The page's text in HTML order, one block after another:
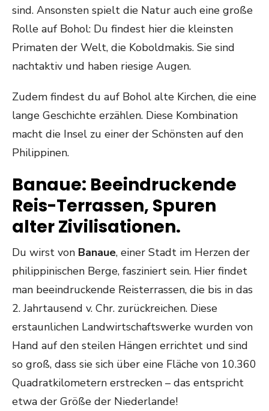
sind. Ansonsten spielt die Natur auch eine große
Rolle auf Bohol: Du findest hier die kleinsten
Primaten der Welt, die Koboldmakis. Sie sind
nachtaktiv und haben riesige Augen.
Zudem findest du auf Bohol alte Kirchen, die eine
lange Geschichte erzählen. Diese Kombination
macht die Insel zu einer der Schönsten auf den
Philippinen.
Banaue: Beeindruckende
Reis-Terrassen, Spuren
alter Zivilisationen.
Du wirst von Banaue, einer Stadt im Herzen der
philippinischen Berge, fasziniert sein. Hier findet
man beeindruckende Reisterrassen, die bis in das
2. Jahrtausend v. Chr. zurückreichen. Diese
erstaunlichen Landwirtschaftswerke wurden von
Hand auf den steilen Hängen errichtet und sind
so groß, dass sie sich über eine Fläche von 10.360
Quadratkilometern erstrecken – das entspricht
etwa der Größe der Niederlande!